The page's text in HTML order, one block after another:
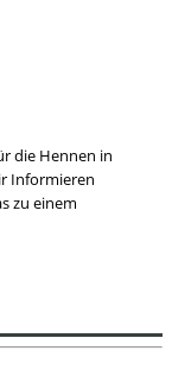
die Hennen in
Informieren
zu einem